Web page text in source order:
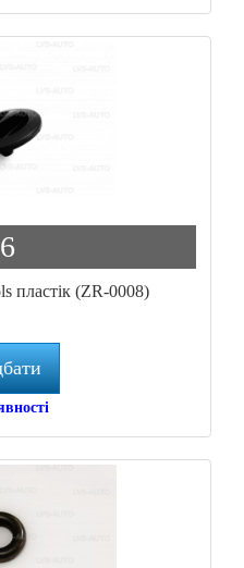
пластік (ZR-0008)